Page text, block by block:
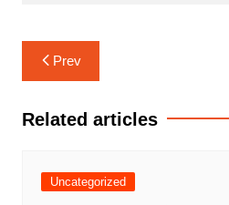
Post
navigation
Prev
Related articles
Uncategorized